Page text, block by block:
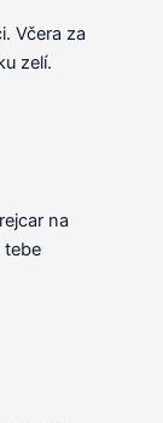
Včera za
zelí.
na
tebe